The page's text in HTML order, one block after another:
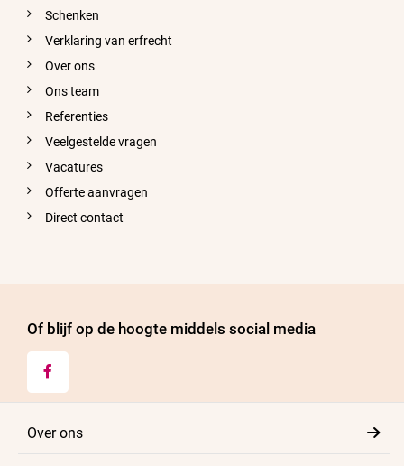
Schenken
Verklaring van erfrecht
Over ons
Ons team
Referenties
Veelgestelde vragen
Vacatures
Offerte aanvragen
Direct contact
Of blijf op de hoogte middels social media

Over ons